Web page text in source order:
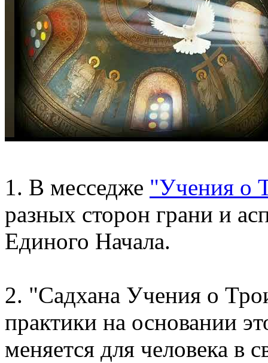
1. В месседже "Учения о
разных сторон грани и
Единого Начала.
2. "Садхана Учения о
практики на основании
меняется для человека в